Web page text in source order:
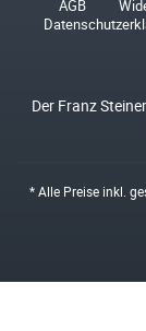
AGB
Der Franz
* Alle Preise inkl.